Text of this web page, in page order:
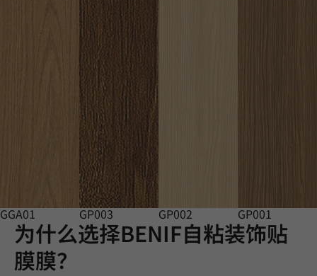
GGA01 GP003 GP002 GP001
为什么选择BENIF自粘装饰贴
膜膜？